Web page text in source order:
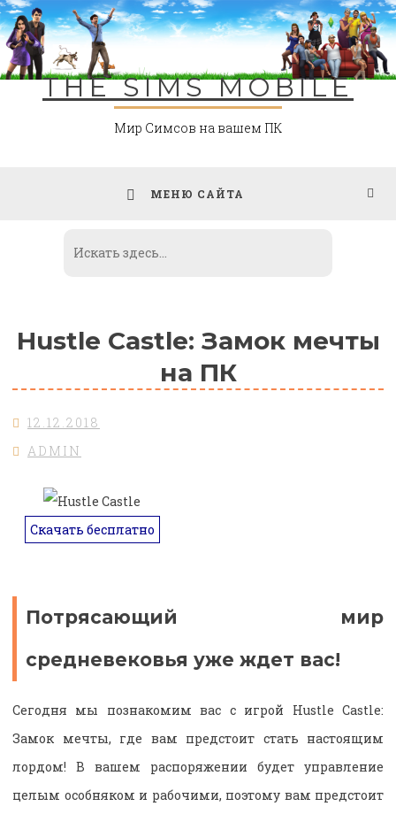
Skip
to
content
THE SIMS MOBILE
Мир Симсов на вашем ПК
МЕНЮ САЙТА
Hustle Castle: Замок мечты
на ПК
12.12.2018
ADMIN
Скачать бесплатно
Потрясающий мир
средневековья уже ждет вас!
Сегодня мы познакомим вас с игрой Hustle Castle:
Замок мечты, где вам предстоит стать настоящим
лордом! В вашем распоряжении будет управление
целым особняком и рабочими, поэтому вам предстоит